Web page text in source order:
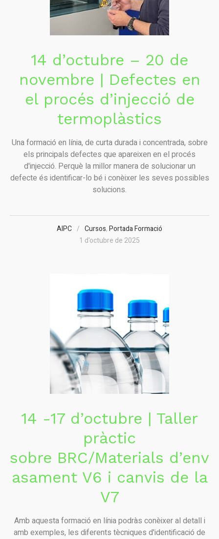
14 d’octubre – 20 de
novembre | Defectes en
el procés d’injecció de
termoplàstics
Una formació en línia, de curta durada i concentrada, sobre
els principals defectes que apareixen en el procés
d'injecció. Perquè la millor manera de solucionar un
defecte és identificar-lo bé i conèixer les seves possibles
solucions.
AIPC Cursos,Portada Formació
1 d'octubre de 2025
14 -17 d’octubre | Taller
pràctic
sobre BRC/Materials d’env
asament V6 i canvis de la
V7
Amb aquesta formació en línia podràs conèixer al detall i
amb exemples, les diferents tècniques d'identificació de